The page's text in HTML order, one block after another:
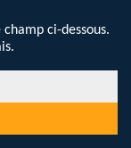
ci-dessous.